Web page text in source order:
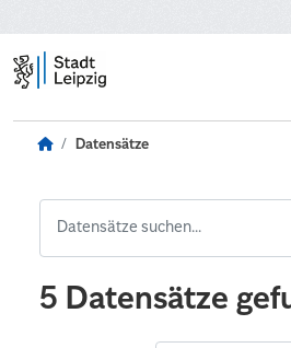
Datensätze
5 Datensätze